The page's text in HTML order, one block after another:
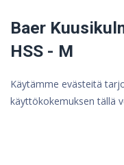
Baer
HSS - M
23,14 €
18,44 € (ALV 0%)
Käytämme evästeitä
käyttökokemuksen tällä